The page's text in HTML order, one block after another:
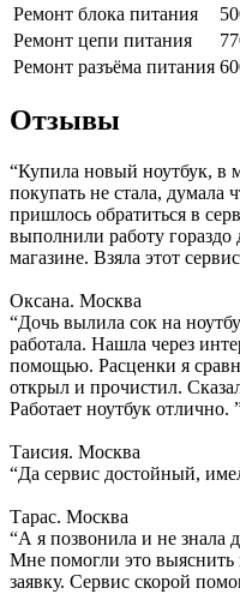
Ремонт блока питания
Ремонт цепи питания
Ремонт разъёма питания
Отзывы
“Купила новый ноутбук, в
покупать не стала, думала
пришлось обратиться в
выполнили работу гораздо
магазине. Взяла этот
Оксана. Москва
“Дочь вылила сок на
работала. Нашла через
помощью. Расценки я
открыл и прочистил.
Работает ноутбук отлично.
Таисия. Москва
“Да сервис достойный,
Тарас. Москва
“А я позвонила и не знала
Мне помогли это выяснить
заявку. Сервис скорой